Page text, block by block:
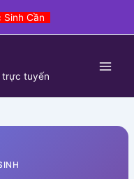
Sinh Cần
trực tuyến